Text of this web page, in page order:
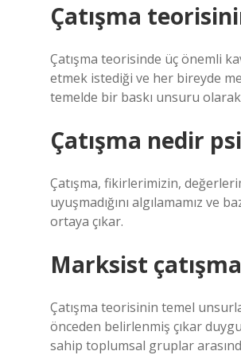
Çatışma
Çatışma teorisinde üç önemli
etmek istediği ve her bireyde
temelde bir baskı unsuru
Çatışma nedir
Çatışma, fikirlerimizin,
uyuşmadığını algılamamız ve
ortaya çıkar.
Marksist
Çatışma teorisinin temel
önceden belirlenmiş çıkar
sahip toplumsal gruplar